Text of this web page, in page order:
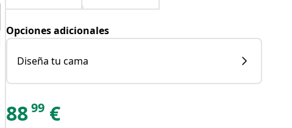
Opciones adicionales
Diseña tu cama
8899 €